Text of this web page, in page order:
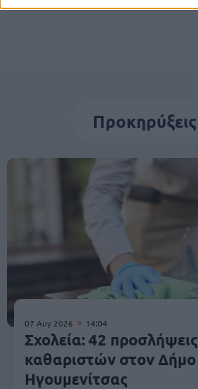
Προκηρύξεις
07 Αυγ 2026 14:04
Σχολεία: 42 προσλήψεις
καθαριστών στον Δήμο
Ηγουμενίτσας